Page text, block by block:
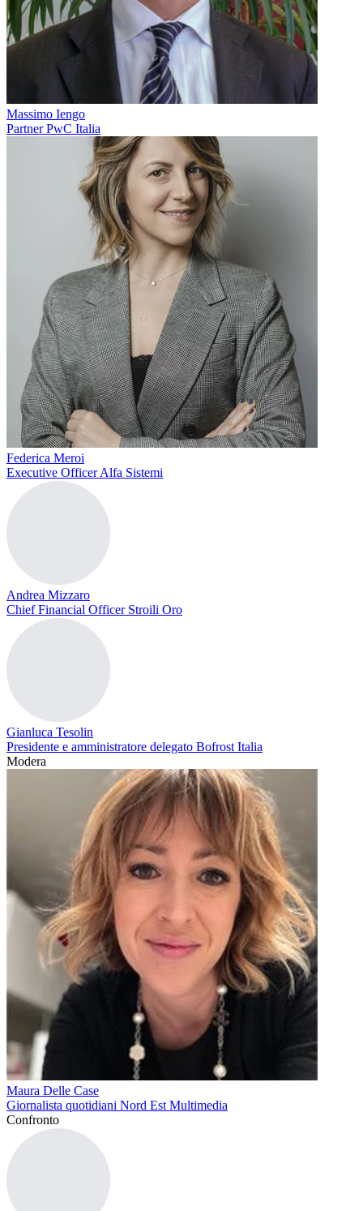
Massimo Iengo
Partner PwC Italia
Federica Meroi
Executive Officer Alfa Sistemi
Andrea Mizzaro
Chief Financial Officer Stroili Oro
Gianluca Tesolin
Presidente e amministratore delegato Bofrost Italia
Modera
Maura Delle Case
Giornalista quotidiani Nord Est Multimedia
Confronto